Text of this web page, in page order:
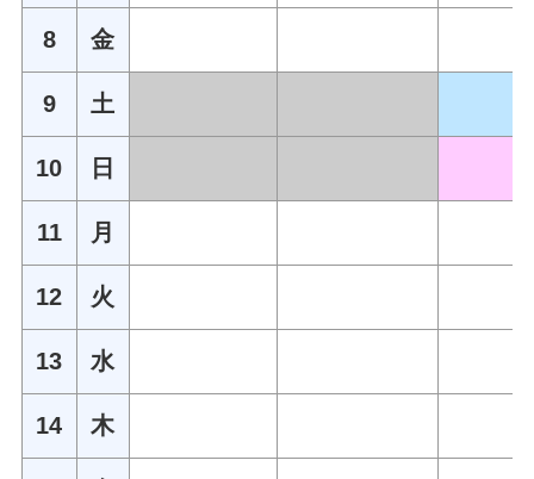
8 金
9 土
10 日
11 月
12 火
13 水
14 木